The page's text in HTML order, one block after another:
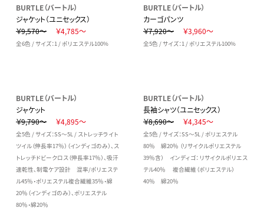
BURTLE（バートル）
ジャケット（ユニセックス）
￥9,570～
￥4,785～
全6色 / サイズ：1 / ポリエステル100%
BURTLE（バートル）
カーゴパンツ
￥7,920～
￥3,960～
全5色 / サイズ：1 / ポリエステル100%
BURTLE（バートル）
ジャケット
￥9,790～
￥4,895～
全5色 / サイズ：SS～5L / ストレッチライト
ツイル（伸長率17％）（インディゴのみ）、ス
トレッチドビークロス（伸長率17％）、吸汗
速乾性、制電ケア設計 混率/ポリエステ
ル45％・ポリエステル複合繊維35％・綿
20％（インディゴのみ）、ポリエステル
80％・綿20％
BURTLE（バートル）
長袖シャツ（ユニセックス）
￥8,690～
￥4,345～
全5色 / サイズ：SS～5L / ポリエステル
80％ 綿20％ （リサイクルポリエステル
39％含） インディゴ： リサイクルポリエス
テル40％ 複合繊維（ポリエステル）
40％ 綿20％